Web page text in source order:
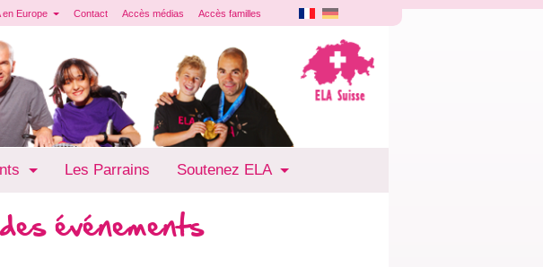
en Europe Contact Accès médias Accès familles
Les Parrains Soutenez ELA
événements